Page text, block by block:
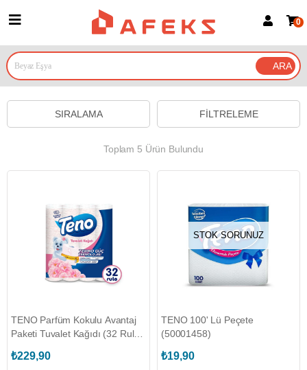
Google İle Bağlan
0
FILTRELEME
SIRALAMA
Toplam 5 Ürün Bulundu
TENO Parfüm Kokulu Avantaj
Paketi Tuvalet Kağıdı (32 Rulo)
₺229,90
STOK SORUNUZ
TENO 100' Lü Peçete
(50001458)
₺19,90